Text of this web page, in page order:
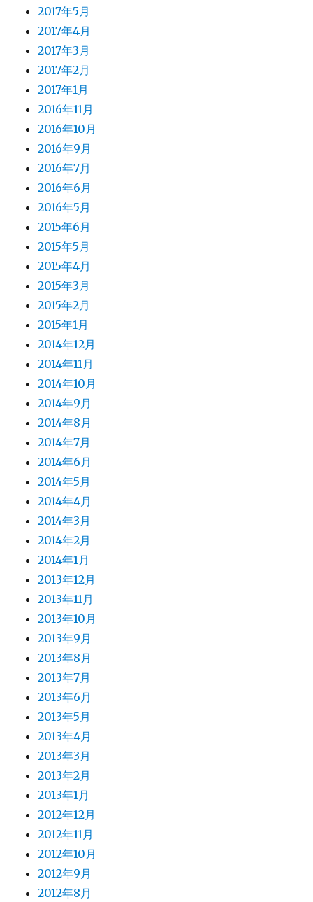
2017年5月
2017年4月
2017年3月
2017年2月
2017年1月
2016年11月
2016年10月
2016年9月
2016年7月
2016年6月
2016年5月
2015年6月
2015年5月
2015年4月
2015年3月
2015年2月
2015年1月
2014年12月
2014年11月
2014年10月
2014年9月
2014年8月
2014年7月
2014年6月
2014年5月
2014年4月
2014年3月
2014年2月
2014年1月
2013年12月
2013年11月
2013年10月
2013年9月
2013年8月
2013年7月
2013年6月
2013年5月
2013年4月
2013年3月
2013年2月
2013年1月
2012年12月
2012年11月
2012年10月
2012年9月
2012年8月